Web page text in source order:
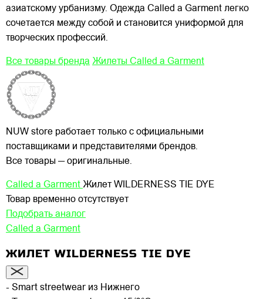
азиатскому урбанизму. Одежда Called a Garment легко
сочетается между собой и становится униформой для
творческих профессий.
Все товары бренда Жилеты Called a Garment
NUW store работает только с официальными
поставщиками и представителями брендов.
Все товары — оригинальные.
Called a Garment Жилет WILDERNESS TIE DYE
Товар временно отсутствует
Подобрать аналог
Called a Garment
ЖИЛЕТ WILDERNESS TIE DYE
- Smart streetwear из Нижнего